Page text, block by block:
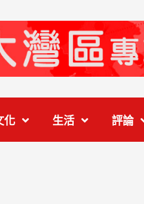
化 生活 評論